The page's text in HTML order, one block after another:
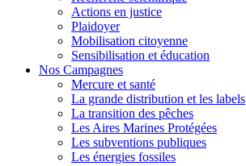
Actions en justice
Plaidoyer
Mobilisation citoyenne
Sensibilisation et éducation
Nos Campagnes
Mercure et santé
La grande distribution et les labels
La transition des pêches
Les Aires Marines Protégées
Les subventions publiques
Les énergies fossiles